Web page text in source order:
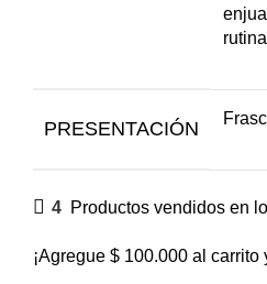
PRESENTACIÓN
4 Productos vendidos en
¡Agregue $ 100.000 al carrito